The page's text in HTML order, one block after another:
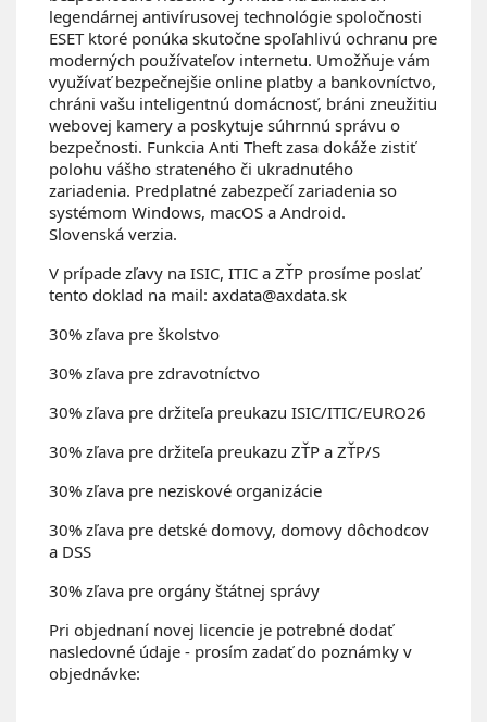
legendárnej antivírusovej technológie spoločnosti
ESET ktoré ponúka skutočne spoľahlivú ochranu pre
moderných používateľov internetu. Umožňuje vám
využívať bezpečnejšie online platby a bankovníctvo,
chráni vašu inteligentnú domácnosť, bráni zneužitiu
webovej kamery a poskytuje súhrnnú správu o
bezpečnosti. Funkcia Anti Theft zasa dokáže zistiť
polohu vášho strateného či ukradnutého
zariadenia. Predplatné zabezpečí zariadenia so
systémom Windows, macOS a Android.
Slovenská verzia.
V prípade zľavy na ISIC, ITIC a ZŤP prosíme poslať
tento doklad na mail: axdata@axdata.sk
30% zľava pre školstvo
30% zľava pre zdravotníctvo
30% zľava pre držiteľa preukazu ISIC/ITIC/EURO26
30% zľava pre držiteľa preukazu ZŤP a ZŤP/S
30% zľava pre neziskové organizácie
30% zľava pre detské domovy, domovy dôchodcov
a DSS
30% zľava pre orgány štátnej správy
Pri objednaní novej licencie je potrebné dodať
nasledovné údaje - prosím zadať do poznámky v
objednávke: